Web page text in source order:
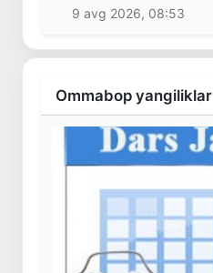
9 avg 2026, 08:53
Ommabop yangiliklar